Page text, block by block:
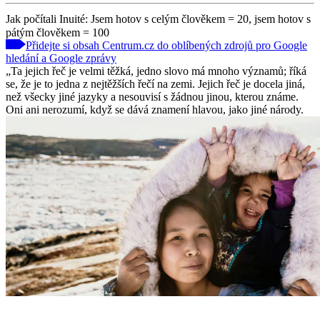
Jak počítali Inuité: Jsem hotov s celým člověkem = 20, jsem hotov s
pátým člověkem = 100
Přidejte si obsah Centrum.cz do oblíbených zdrojů pro Google
hledání a Google zprávy
„Ta jejich řeč je velmi těžká, jedno slovo má mnoho významů; říká
se, že je to jedna z nejtěžších řečí na zemi. Jejich řeč je docela jiná,
než všecky jiné jazyky a nesouvisí s žádnou jinou, kterou známe.
Oni ani nerozumí, když se dává znamení hlavou, jako jiné národy.